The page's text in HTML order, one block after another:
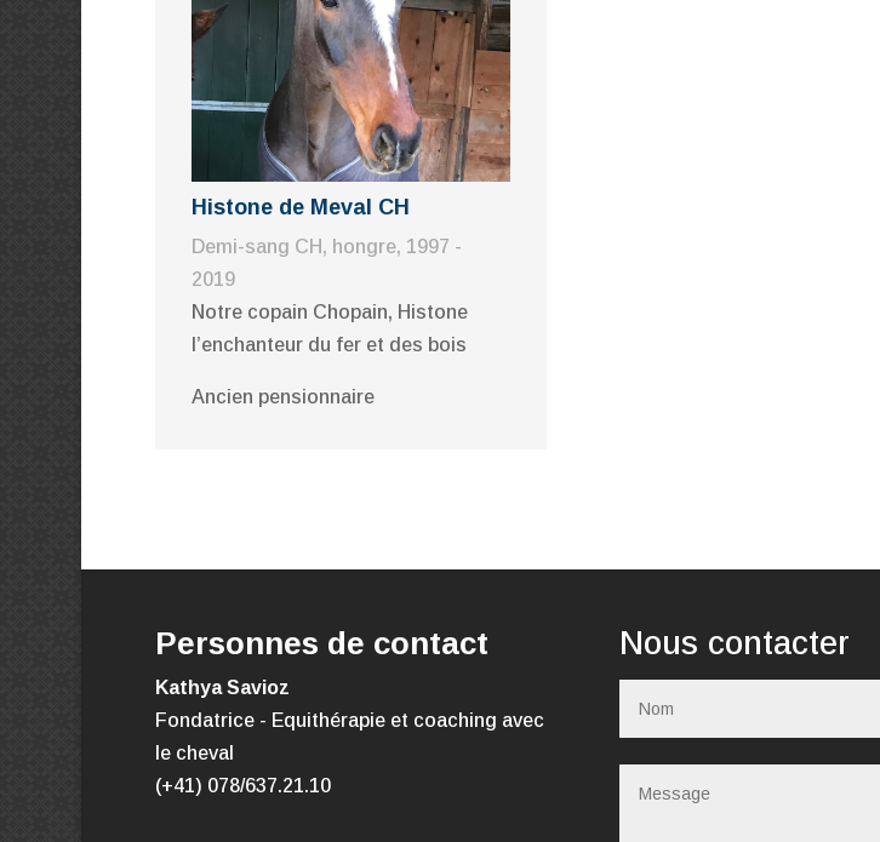
Histone de Meval CH
Demi-sang CH, hongre, 1997 -
2019
Notre copain Chopain, Histone
l’enchanteur du fer et des bois
Ancien pensionnaire
Personnes de contact
Kathya Savioz
Fondatrice - Equithérapie et coaching avec
le cheval
(+41) 078/637.21.10
Nous contacter